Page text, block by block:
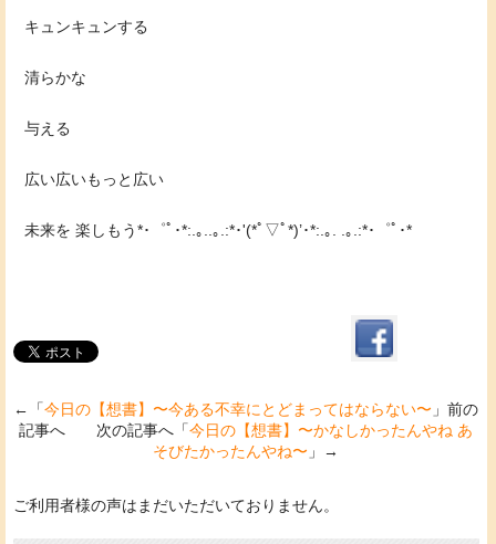
キュンキュンする
清らかな
与える
広い広いもっと広い
未来を 楽しもう*･゜ﾟ･*:.｡..｡.:*･'(*ﾟ▽ﾟ*)’･*:.｡. .｡.:*･゜ﾟ･*
←「今日の【想書】〜今ある不幸にとどまってはならない〜 」前の
記事へ 次の記事へ「今日の【想書】〜かなしかったんやね あ
そびたかったんやね〜 」→
ご利用者様の声はまだいただいておりません。